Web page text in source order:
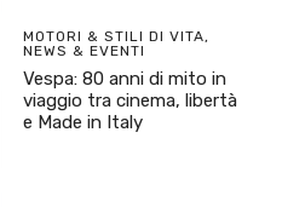
MOTORI & STILI DI VITA,
NEWS & EVENTI
Vespa: 80 anni di mito in
viaggio tra cinema, libertà
e Made in Italy